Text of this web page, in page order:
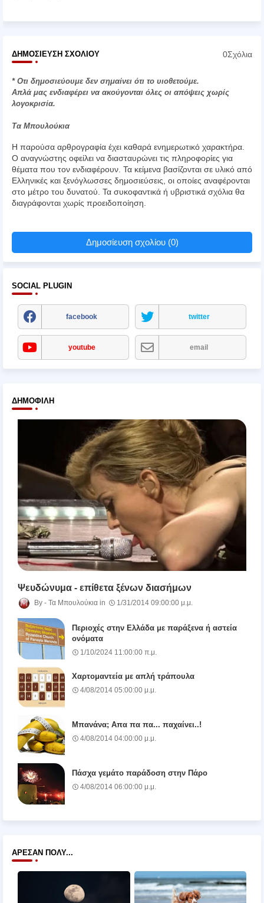
ΔΗΜΟΣΊΕΥΣΗ ΣΧΟΛΊΟΥ 0Σχόλια
* Οτι δημοσιεύουμε δεν σημαίνει ότι το υιοθετούμε.
Απλά μας ενδιαφέρει να ακούγονται όλες οι απόψεις χωρίς
λογοκρισία.
Τα Μπουλούκια
Η παρούσα αρθρογραφία έχει καθαρά ενημερωτικό χαρακτήρα.
Ο αναγνώστης οφείλει να διασταυρώνει τις πληροφορίες για
θέματα που τον ενδιαφέρουν. Τα κείμενα βασίζονται σε υλικό από
Ελληνικές και ξενόγλωσσες δημοσιεύσεις, οι οποίες αναφέρονται
στο μέτρο του δυνατού. Τα συκοφαντικά ή υβριστικά σχόλια θα
διαγράφονται χωρίς προειδοποίηση.
Δημοσίευση σχολίου (0)
SOCIAL PLUGIN
facebook twitter
youtube email
ΔΗΜΟΦΙΛΉ
Ψευδώνυμα - επίθετα ξένων διασήμων
Τα Μπουλούκια 1/31/2014 09:00:00 μ.μ.
Περιοχές στην Ελλάδα με παράξενα ή αστεία
ονόματα
1/10/2024 11:00:00 π.μ.
Χαρτομαντεία με απλή τράπουλα
4/08/2014 05:00:00 μ.μ.
Μπανάνα; Απα πα πα... παχαίνει..!
4/08/2014 04:00:00 μ.μ.
Πάσχα γεμάτο παράδοση στην Πάρο
4/08/2014 06:00:00 μ.μ.
ΆΡΕΣΑΝ ΠΟΛΎ...